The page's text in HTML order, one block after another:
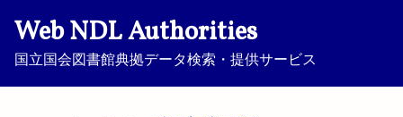
Web NDL Authorities
国立国会図書館典拠データ検索・提供サービス